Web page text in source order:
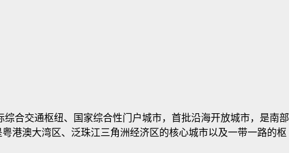
合交通枢纽、国家综合性门户城市，首批沿海开放城市，是南部
港澳大湾区、泛珠江三角洲经济区的核心城市以及一带一路的枢